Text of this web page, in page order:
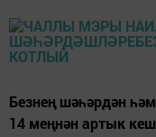
Безнең шәһәрдән
14 меңнән артык